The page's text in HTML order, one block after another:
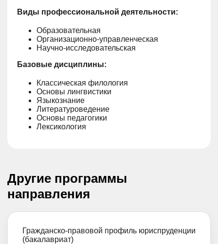
Виды профессиональной деятельности:
Образовательная
Организационно-управленческая
Научно-исследовательская
Базовые дисциплины:
Классическая филология
Основы лингвистики
Языкознание
Литературоведение
Основы педагогики
Лексикология
Другие программы
направления
Гражданско-правовой профиль юриспруденции
(бакалавриат)